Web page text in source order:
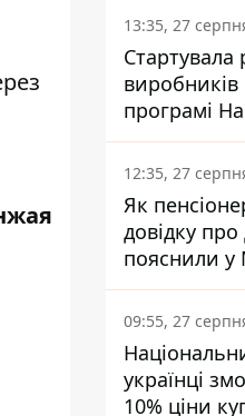
13:35, 27
Стартувала
виробників
програмі
кешбек: як
через
12:35, 27
Як
довідку
09:55, 27
українці
10% ціни